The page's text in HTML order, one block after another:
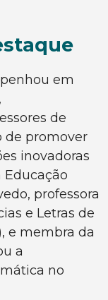
em
de
de promover
inovadoras
Educação
professora
e Letras de
e membra da
a
no